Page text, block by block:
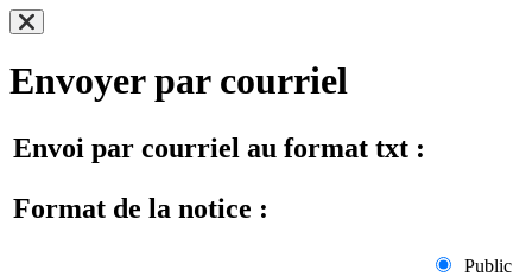
Envoyer par courriel
Envoi par courriel au format txt :
Format de la notice :
Public